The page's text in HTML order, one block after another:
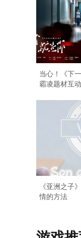
当心！《下
霸凌题材互
《亚洲之子
情的方法